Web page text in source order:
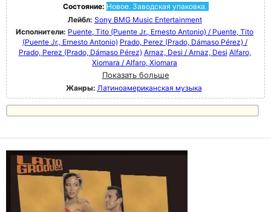
Состояние: Новое. Заводская упаковка.
Лейбл: Sony BMG Music Entertainment
Исполнители: Puente, Tito (Puente Jr., Ernesto Antonio) / Puente, Tito
(Puente Jr., Ernesto Antonio) Prado, Perez (Prado, Dámaso Pérez) /
Prado, Perez (Prado, Dámaso Pérez) Arnaz, Desi / Arnaz, Desi Alfaro,
Xiomara / Alfaro, Xiomara
Показать больше
Жанры: Латиноамериканская музыка